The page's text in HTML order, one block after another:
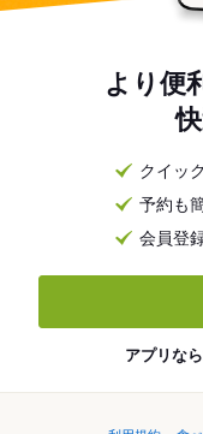
より便
クイッ
予約も
会員登
アプリな